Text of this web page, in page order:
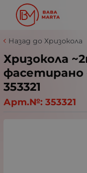
Назад до Хризокола
Хризокола
фасетирано
353321
Арт.№: 353321